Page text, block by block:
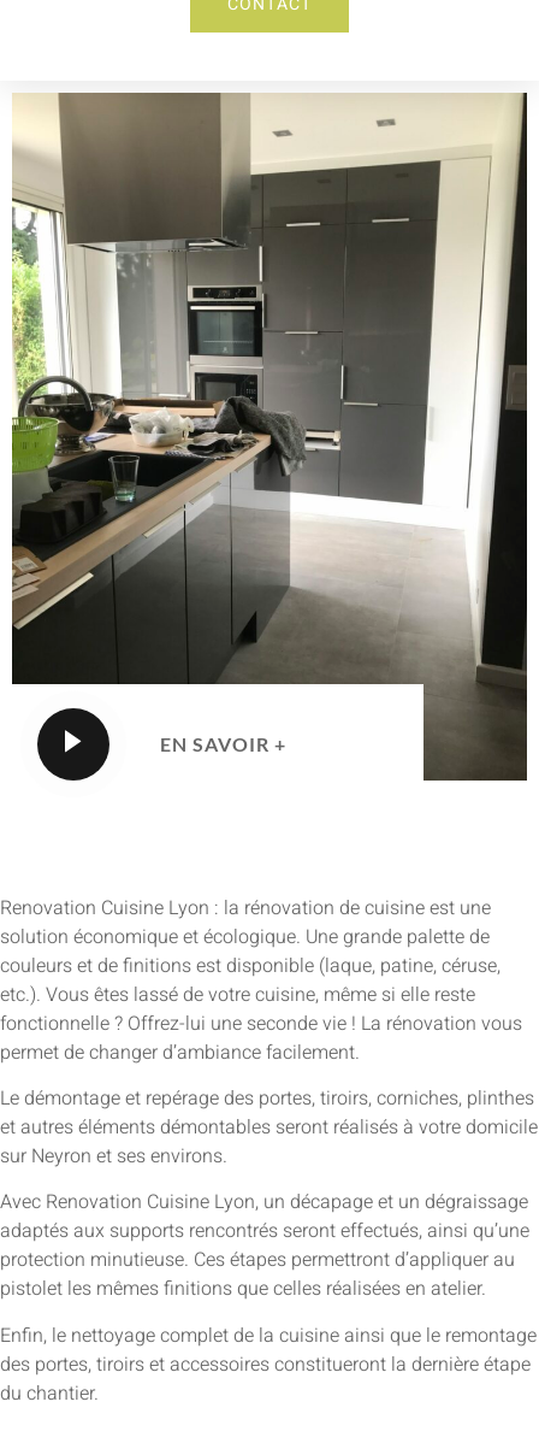
EN SAVOIR +
Renovation Cuisine Lyon : la rénovation de cuisine est une
solution économique et écologique. Une grande palette de
couleurs et de finitions est disponible (laque, patine, céruse,
etc.). Vous êtes lassé de votre cuisine, même si elle reste
fonctionnelle ? Offrez-lui une seconde vie ! La rénovation vous
permet de changer d’ambiance facilement.
Le démontage et repérage des portes, tiroirs, corniches, plinthes
et autres éléments démontables seront réalisés à votre domicile
sur Neyron et ses environs.
Avec Renovation Cuisine Lyon, un décapage et un dégraissage
adaptés aux supports rencontrés seront effectués, ainsi qu’une
protection minutieuse. Ces étapes permettront d’appliquer au
pistolet les mêmes finitions que celles réalisées en atelier.
Enfin, le nettoyage complet de la cuisine ainsi que le remontage
des portes, tiroirs et accessoires constitueront la dernière étape
du chantier.